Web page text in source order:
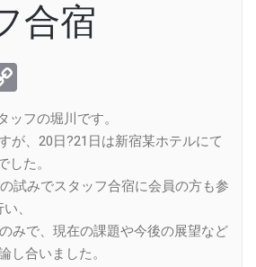
合宿
Link
ッフの堀川です。
が、20日?21日は新宿某ホテルにて
した。
試みでスタッフ合宿に会員の方も参
、
みで、現在の課題や今後の展望など
し合いました。